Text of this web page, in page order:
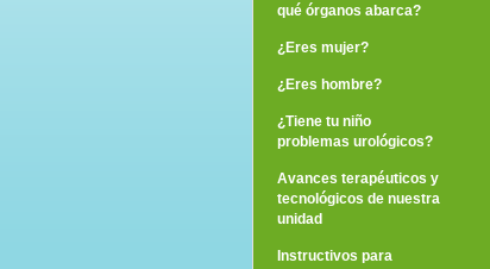
qué órganos abarca?
¿Eres mujer?
¿Eres hombre?
¿Tiene tu niño
problemas urológicos?
Avances terapéuticos y
tecnológicos de nuestra
unidad
Instructivos para